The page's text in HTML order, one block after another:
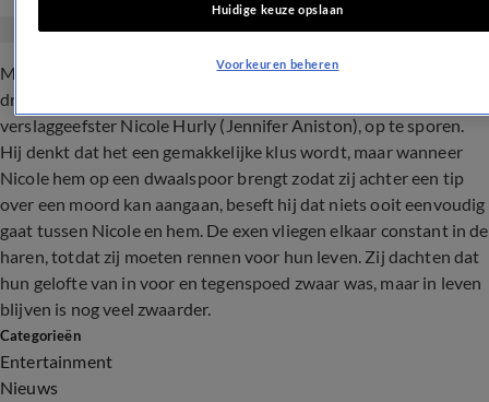
Milo Boyd (Gerard Butler), een mislukte premiejager, krijgt zijn
droombaan als hij wordt aangewezen om zijn ex-vrouw,
verslaggeefster Nicole Hurly (Jennifer Aniston), op te sporen.
Hij denkt dat het een gemakkelijke klus wordt, maar wanneer
Nicole hem op een dwaalspoor brengt zodat zij achter een tip
over een moord kan aangaan, beseft hij dat niets ooit eenvoudig
gaat tussen Nicole en hem. De exen vliegen elkaar constant in de
haren, totdat zij moeten rennen voor hun leven. Zij dachten dat
hun gelofte van in voor en tegenspoed zwaar was, maar in leven
blijven is nog veel zwaarder.
Categorieën
Entertainment
Nieuws
Huidige keuze opslaan
Voorkeuren beheren